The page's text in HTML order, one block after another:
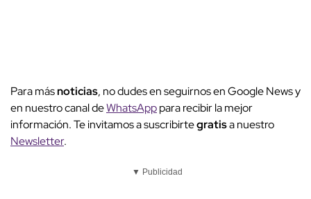
Para másnoticias, no dudes en seguirnos en Google News y
en nuestro canal deWhatsApppara recibir la mejor
información. Te invitamos a suscribirtegratisa nuestro
Newsletter.
▼ Publicidad